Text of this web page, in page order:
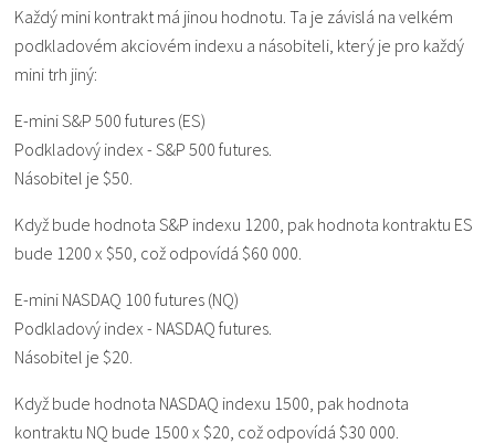
Každý mini kontrakt má jinou hodnotu. Ta je závislá na velkém
podkladovém akciovém indexu a násobiteli, který je pro každý
mini trh jiný:
E-mini S&P 500 futures (ES)
Podkladový index - S&P 500 futures.
Násobitel je $50.
Když bude hodnota S&P indexu 1200, pak hodnota kontraktu ES
bude 1200 x $50, což odpovídá $60 000.
E-mini NASDAQ 100 futures (NQ)
Podkladový index - NASDAQ futures.
Násobitel je $20.
Když bude hodnota NASDAQ indexu 1500, pak hodnota
kontraktu NQ bude 1500 x $20, což odpovídá $30 000.